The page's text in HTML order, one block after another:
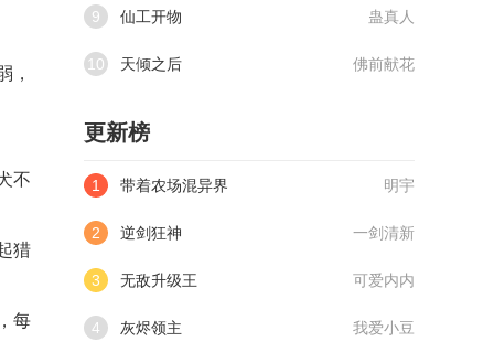
，
不
猎
每
9 仙工开物 蛊真人
10 天倾之后 佛前献花
更新榜
1 带着农场混异界 明宇
2 逆剑狂神 一剑清新
3 无敌升级王 可爱内内
4 灰烬领主 我爱小豆